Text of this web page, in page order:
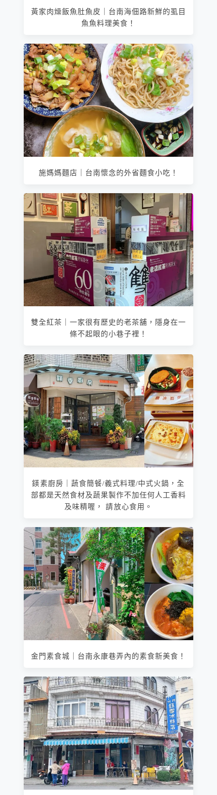
黃家肉燥飯魚肚魚皮｜台南海佃路新鮮的虱目
魚魚料理美食！
施媽媽麵店｜台南懷念的外省麵食小吃！
雙全紅茶｜一家很有歷史的老茶舖，隱身在一
條不起眼的小巷子裡！
鎂素廚房｜蔬食簡餐/義式料理/中式火鍋，全
部都是天然食材及蔬果製作不加任何人工香料
及味精喔， 請放心食用。
金門素食城｜台南永康巷弄內的素食新美食！